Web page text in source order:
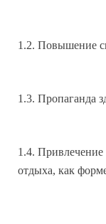
1.2. Повышение
1.3. Пропаганда
1.4.
отдыха, как